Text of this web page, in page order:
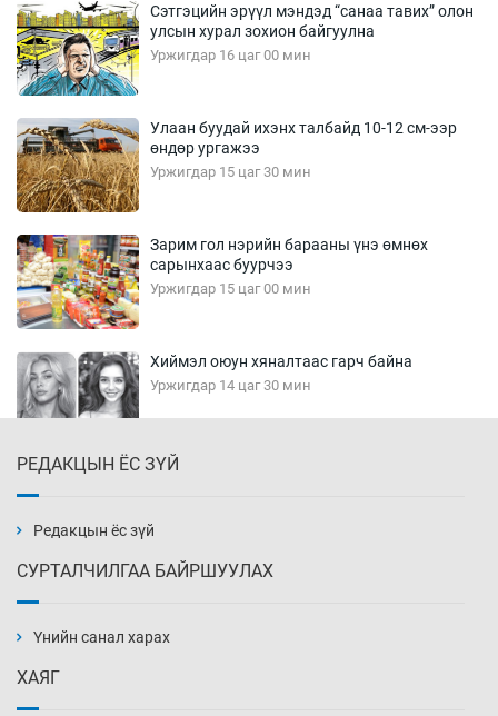
Сэтгэцийн эрүүл мэндэд “санаа тавих” олон
улсын хурал зохион байгуулна
Уржигдар 16 цаг 00 мин
Улаан буудай ихэнх талбайд 10-12 см-ээр
өндөр ургажээ
Уржигдар 15 цаг 30 мин
Зарим гол нэрийн барааны үнэ өмнөх
сарынхаас буурчээ
Уржигдар 15 цаг 00 мин
Хиймэл оюун хяналтаас гарч байна
Уржигдар 14 цаг 30 мин
Уржигдар 14 цаг 00 мин
нэмэгджээ
РЕДАКЦЫН ЁС ЗҮЙ
Редакцын ёс зүй
СУРТАЛЧИЛГАА БАЙРШУУЛАХ
Үнийн санал харах
ХАЯГ